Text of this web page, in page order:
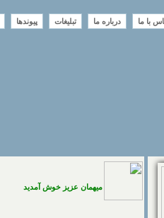
با ما درباره ما تبلیغات پیوندها
میهمان عزیز خوش آمدید